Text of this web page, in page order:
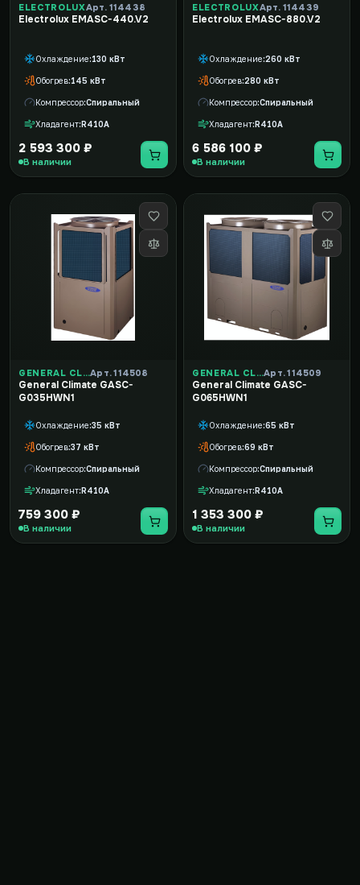
ELECTROLUXАрт. 114438
Electrolux EMASC-440.V2
Охлаждение 130 кВт
Обогрев 145 кВт
Компрессор Спиральный
Хладагент R410A
2 593 300 ₽
В наличии
ELECTROLUXАрт. 114439
Electrolux EMASC-880.V2
Охлаждение 260 кВт
Обогрев 280 кВт
Компрессор Спиральный
Хладагент R410A
6 586 100 ₽
В наличии
GENERAL CLIMATEАрт. 114508
General Climate GASC-
G035HWN1
Охлаждение 35 кВт
Обогрев 37 кВт
Компрессор Спиральный
Хладагент R410A
759 300 ₽
В наличии
GENERAL CLIMATEАрт. 114509
General Climate GASC-
G065HWN1
Охлаждение 65 кВт
Обогрев 69 кВт
Компрессор Спиральный
Хладагент R410A
1 353 300 ₽
В наличии